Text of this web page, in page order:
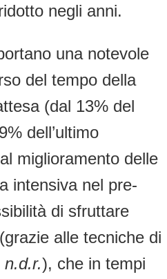
negli anni.
una notevole
del tempo della
(dal 13% del
dell’ultimo
miglioramento delle
intensiva nel pre-
di sfruttare
alle tecniche di
n.d.r.), che in tempi